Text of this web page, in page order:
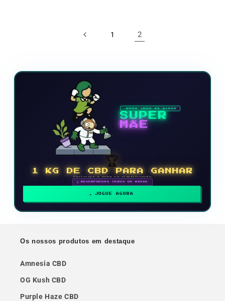
1 2
NOVO JOGO DE VÍDEO
SUPER
MÃE
🏆
1 KG DE CBD PARA GANHAR
Participe e suba na classificação
🗓 RECOMPENSAS TODOS OS MESES
JOGUE AGORA
Os nossos produtos em destaque
Amnesia CBD
OG Kush CBD
Purple Haze CBD